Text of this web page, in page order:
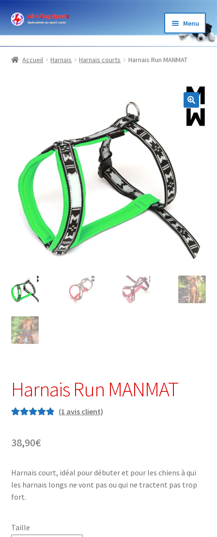
Aller
navigation
Aller
Menu
BOUTIQUE
LOISIRS
SPORTS
BLOG ET PARTENAIRES
Accueil Harnais Harnais courts Harnais Run MANMAT
Harnais Run MANMAT
notation
(1 avis client)
38,90€
Harnais court, idéal pour débuter et pour les chiens à qui
les harnais longs ne vont pas ou qui ne tractent pas trop
fort.
Taille